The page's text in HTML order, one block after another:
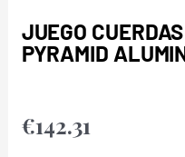
JUEGO
PYRAMID
€142.31